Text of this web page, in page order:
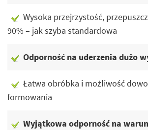
Wysoka przejrzystość,
90% – jak szyba standardowa
Odporność na uderzenia dużo
Łatwa obróbka i możliwość
formowania
Wyjątkowa odporność na